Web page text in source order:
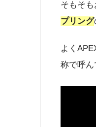
そもそも
プリング
よく
称で呼